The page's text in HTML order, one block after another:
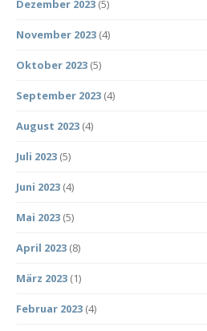
Dezember 2023 (5)
November 2023 (4)
Oktober 2023 (5)
September 2023 (4)
August 2023 (4)
Juli 2023 (5)
Juni 2023 (4)
Mai 2023 (5)
April 2023 (8)
März 2023 (1)
Februar 2023 (4)